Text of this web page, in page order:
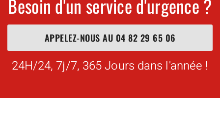
Besoin d'un service d'urgence ?
APPELEZ-NOUS AU 04 82 29 65 06
24H/24, 7j/7, 365 Jours dans l'année !